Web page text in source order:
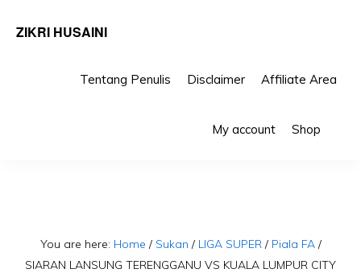
ZIKRI HUSAINI
Tentang Penulis Disclaimer Affiliate Area
My account Shop
You are here: Home / Sukan / LIGA SUPER / Piala FA /
SIARAN LANSUNG TERENGGANU VS KUALA LUMPUR CITY